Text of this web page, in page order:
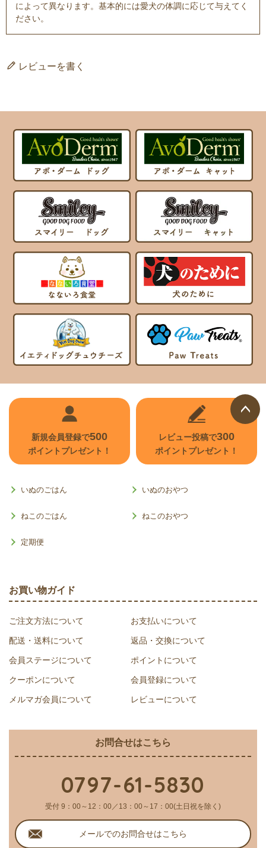
によって異なります。基本的には愛犬の体調に応じて与えてく
ださい。
レビューを書く
ページ
トップ
新規会員登録で500
ポイントプレゼント！
レビュー投稿で300
ポイントプレゼント！
いぬのごはん いぬのおやつ
ねこのごはん ねこのおやつ
定期便
お買い物ガイド
ご注文方法について お支払いについて
配送・送料について 返品・交換について
会員ステージについて ポイントについて
クーポンについて 会員登録について
メルマガ会員について レビューについて
お問合せはこちら
0797-61-5830
受付 9：00～12：00／13：00～17：00(土日祝を除く)
メールでのお問合せはこちら